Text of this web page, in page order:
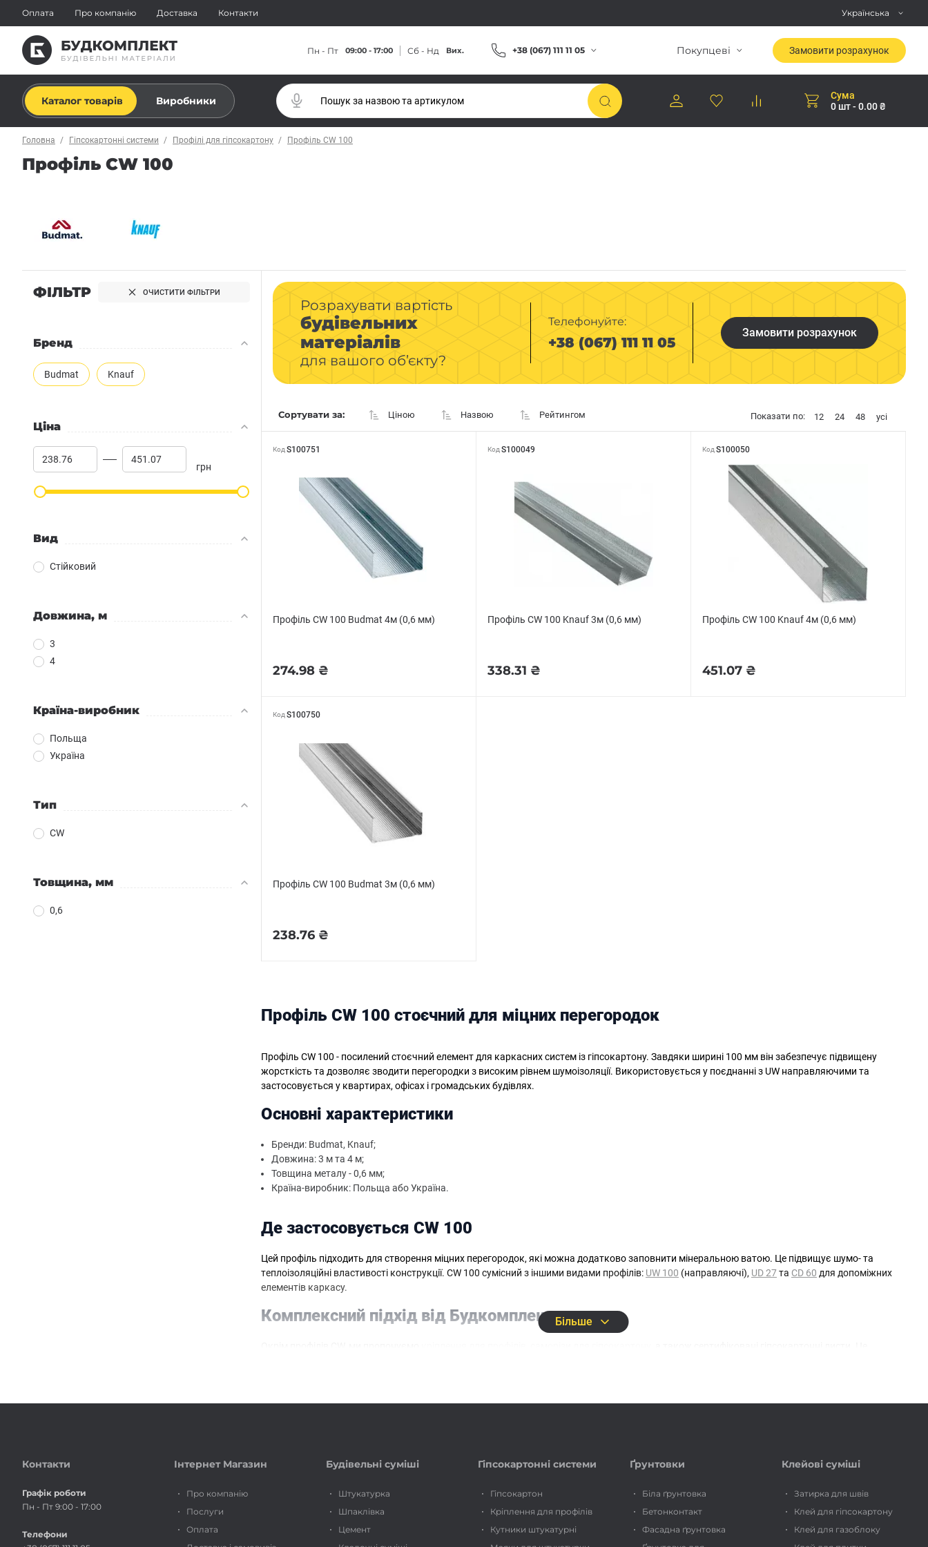
Оплата Про компанію Доставка Контакти Українська
Пн - Пт 09:00 - 17:00 Сб - Нд Вих. +38 (067) 111 11 05 Покупцеві Замовити розрахунок
Каталог товарів Виробники
Сума
0 шт - 0.00 ₴
Головна Гіпсокартонні системи Профілі для гіпсокартону Профіль CW 100
Профіль CW 100
ФІЛЬТР ОЧИСТИТИ ФІЛЬТРИ
Бренд
Budmat Knauf
Ціна
грн
Вид
Стійковий
Довжина, м
3
4
Країна-виробник
Польща
Україна
Тип
CW
Товщина, мм
0,6
Розрахувати вартість
будівельних
матеріалів
для вашого об’єкту?
Телефонуйте:
+38 (067) 111 11 05
Замовити розрахунок
Сортувати за: Ціною Назвою Рейтингом Показати по: 12 24 48 усі
Код S100751
Профіль CW 100 Budmat 4м (0,6 мм)
274.98 ₴
Код S100049
Профіль CW 100 Knauf 3м (0,6 мм)
338.31 ₴
Код S100050
Профіль CW 100 Knauf 4м (0,6 мм)
451.07 ₴
Код S100750
Профіль CW 100 Budmat 3м (0,6 мм)
238.76 ₴
Профіль CW 100 стоєчний для міцних перегородок
Профіль CW 100 - посилений стоєчний елемент для каркасних систем із гіпсокартону. Завдяки ширині 100 мм він забезпечує підвищену
жорсткість та дозволяє зводити перегородки з високим рівнем шумоізоляції. Використовується у поєднанні з UW направляючими та
застосовується у квартирах, офісах і громадських будівлях.
Основні характеристики
Бренди: Budmat, Knauf;
Довжина: 3 м та 4 м;
Товщина металу - 0,6 мм;
Країна-виробник: Польща або Україна.
Де застосовується CW 100
Цей профіль підходить для створення міцних перегородок, які можна додатково заповнити мінеральною ватою. Це підвищує шумо- та
теплоізоляційні властивості конструкції. CW 100 сумісний з іншими видами профілів: UW 100 (направляючі), UD 27та CD 60 для допоміжних
елементів каркасу.
Комплексний підхід від Будкомплект Більше
Контакти
Графік роботи
Пн - Пт 9:00 - 17:00
Телефони
Інтернет Магазин
Про компанію
Послуги
Оплата
Будівельні суміші
Штукатурка
Шпаклівка
Цемент
Гіпсокартонні системи
Гіпсокартон
Кріплення для профілів
Кутники штукатурні
Ґрунтовки
Біла ґрунтовка
Бетонконтакт
Фасадна ґрунтовка
Клейові суміші
Затирка для швів
Клей для гіпсокартону
Клей для газоблоку